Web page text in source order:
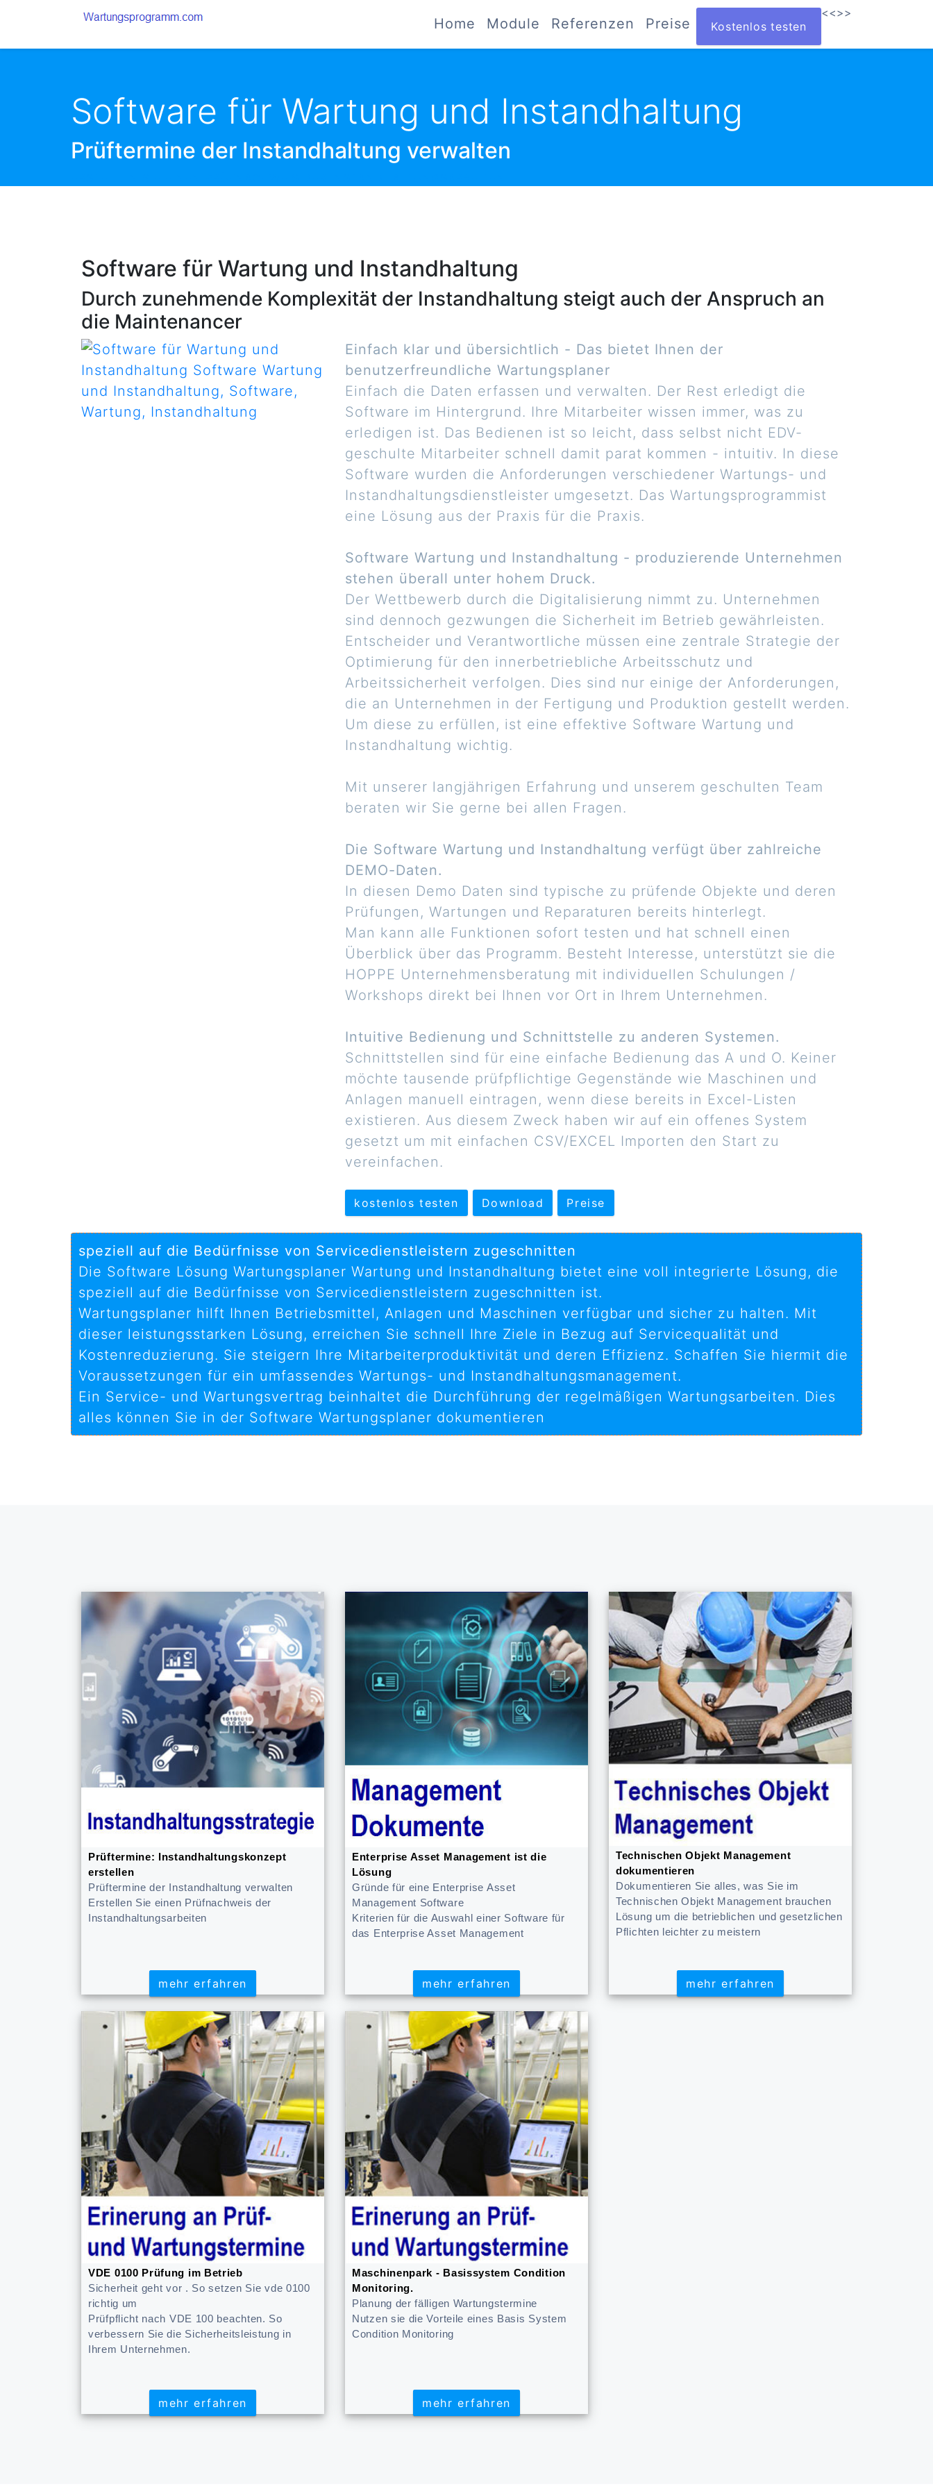
Home Module Referenzen Preise Kostenlos testen
<<>>
Software für Wartung und Instandhaltung
Prüftermine der Instandhaltung verwalten
Software für Wartung und Instandhaltung
Durch zunehmende Komplexität der Instandhaltung steigt auch der Anspruch an
die Maintenancer
Einfach klar und übersichtlich - Das bietet Ihnen der
benutzerfreundliche Wartungsplaner
Einfach die Daten erfassen und verwalten. Der Rest erledigt die
Software im Hintergrund. Ihre Mitarbeiter wissen immer, was zu
erledigen ist. Das Bedienen ist so leicht, dass selbst nicht EDV-
geschulte Mitarbeiter schnell damit parat kommen - intuitiv. In diese
Software wurden die Anforderungen verschiedener Wartungs- und
Instandhaltungsdienstleister umgesetzt. Das Wartungsprogrammist
eine Lösung aus der Praxis für die Praxis.
Software Wartung und Instandhaltung - produzierende Unternehmen
stehen überall unter hohem Druck.
Der Wettbewerb durch die Digitalisierung nimmt zu. Unternehmen
sind dennoch gezwungen die Sicherheit im Betrieb gewährleisten.
Entscheider und Verantwortliche müssen eine zentrale Strategie der
Optimierung für den innerbetriebliche Arbeitsschutz und
Arbeitssicherheit verfolgen. Dies sind nur einige der Anforderungen,
die an Unternehmen in der Fertigung und Produktion gestellt werden.
Um diese zu erfüllen, ist eine effektive Software Wartung und
Instandhaltung wichtig.
Mit unserer langjährigen Erfahrung und unserem geschulten Team
beraten wir Sie gerne bei allen Fragen.
Die Software Wartung und Instandhaltung verfügt über zahlreiche
DEMO-Daten.
In diesen Demo Daten sind typische zu prüfende Objekte und deren
Prüfungen, Wartungen und Reparaturen bereits hinterlegt.
Man kann alle Funktionen sofort testen und hat schnell einen
Überblick über das Programm. Besteht Interesse, unterstützt sie die
HOPPE Unternehmensberatung mit individuellen Schulungen /
Workshops direkt bei Ihnen vor Ort in Ihrem Unternehmen.
Intuitive Bedienung und Schnittstelle zu anderen Systemen.
Schnittstellen sind für eine einfache Bedienung das A und O. Keiner
möchte tausende prüfpflichtige Gegenstände wie Maschinen und
Anlagen manuell eintragen, wenn diese bereits in Excel-Listen
existieren. Aus diesem Zweck haben wir auf ein offenes System
gesetzt um mit einfachen CSV/EXCEL Importen den Start zu
vereinfachen.
kostenlos testen Download Preise
speziell auf die Bedürfnisse von Servicedienstleistern zugeschnitten
Die Software Lösung Wartungsplaner Wartung und Instandhaltung bietet eine voll integrierte Lösung, die
speziell auf die Bedürfnisse von Servicedienstleistern zugeschnitten ist.
Wartungsplaner hilft Ihnen Betriebsmittel, Anlagen und Maschinen verfügbar und sicher zu halten. Mit
dieser leistungsstarken Lösung, erreichen Sie schnell Ihre Ziele in Bezug auf Servicequalität und
Kostenreduzierung. Sie steigern Ihre Mitarbeiterproduktivität und deren Effizienz. Schaffen Sie hiermit die
Voraussetzungen für ein umfassendes Wartungs- und Instandhaltungsmanagement.
Ein Service- und Wartungsvertrag beinhaltet die Durchführung der regelmäßigen Wartungsarbeiten. Dies
alles können Sie in der Software Wartungsplaner dokumentieren
Prüftermine: Instandhaltungskonzept
erstellen
Prüftermine der Instandhaltung verwalten
Erstellen Sie einen Prüfnachweis der
Instandhaltungsarbeiten
mehr erfahren
mehr erfahren
Enterprise Asset Management ist die
Lösung
Gründe für eine Enterprise Asset
Management Software
Kriterien für die Auswahl einer Software für
das Enterprise Asset Management
mehr erfahren
mehr erfahren
Technischen Objekt Management
dokumentieren
Dokumentieren Sie alles, was Sie im
Technischen Objekt Management brauchen
Lösung um die betrieblichen und gesetzlichen
Pflichten leichter zu meistern
mehr erfahren
mehr erfahren
VDE 0100 Prüfung im Betrieb
Sicherheit geht vor . So setzen Sie vde 0100
richtig um
Prüfpflicht nach VDE 100 beachten. So
verbessern Sie die Sicherheitsleistung in
Ihrem Unternehmen.
mehr erfahren
mehr erfahren
Maschinenpark - Basissystem Condition
Monitoring.
Planung der fälligen Wartungstermine
Nutzen sie die Vorteile eines Basis System
Condition Monitoring
mehr erfahren
mehr erfahren